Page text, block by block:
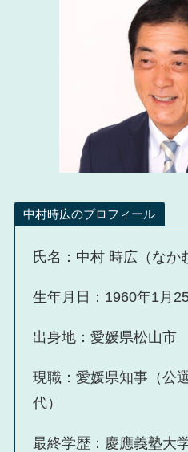
中村時広のプロフィール
氏名：中村 時広（なか
生年月日：1960年1月
出身地：愛媛県松山市
現職：愛媛県知事（公
代）
最終学歴：慶應義塾大